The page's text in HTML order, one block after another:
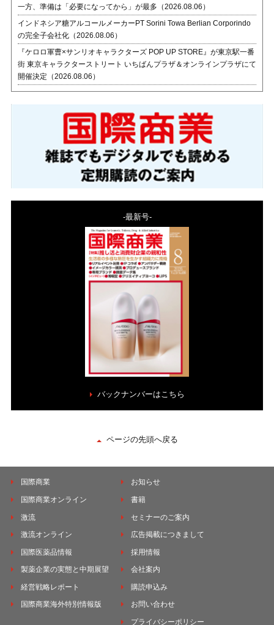
一方、準備は「必要になってから」が最多（2026.08.06）
インドネシア糖アルコールメーカーPT Sorini Towa Berlian Corporindo
の完全子会社化（2026.08.06）
『ケロロ軍曹×サンリオキャラクターズ POP UP STORE』が東京駅一番
街 東京キャラクターストリート いちばんプラザ＆オンラインプラザにて
開催決定（2026.08.06）
-最新号-
バックナンバーはこちら
ページの先頭へ戻る
国際商業
国際商業オンライン
激流
激流オンライン
国際医薬品情報
製薬企業の実態と中期展望
経営戦略レポート
国際商業海外特別情報版
お知らせ
書籍
セミナーのご案内
広告掲載につきまして
採用情報
会社案内
購読申込み
お問い合わせ
プライバシーポリシー